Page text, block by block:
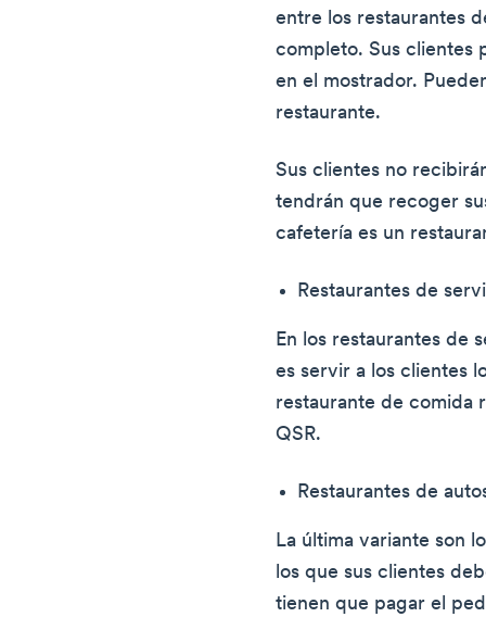
entre los restaurantes
completo. Sus clientes
en el mostrador.
restaurante.
Sus clientes no
tendrán que recoger
cafetería es un
Restaurantes de
En los restaurantes de
es servir a los clientes
restaurante de comida
QSR.
Restaurantes de
La última variante son
los que sus clientes
tienen que pagar el